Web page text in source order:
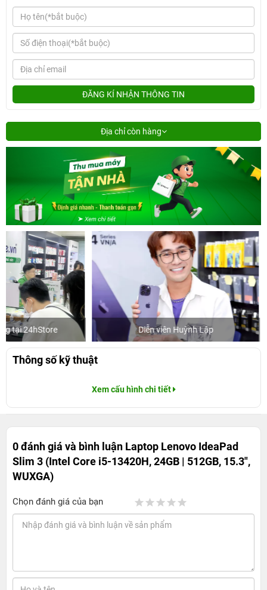
ĐĂNG KÍ NHẬN THÔNG TIN
Địa chỉ còn hàng
Diễn viên Huỳnh Lập Khách mua
Thông số kỹ thuật
Xem cấu hình chi tiết
0 đánh giá và bình luận Laptop Lenovo IdeaPad
Slim 3 (Intel Core i5-13420H, 24GB | 512GB, 15.3",
WUXGA)
Chọn đánh giá của bạn